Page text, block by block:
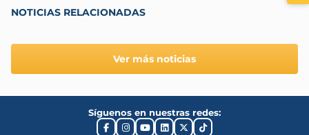
NOTICIAS RELACIONADAS
Ver más noticias
Síguenos en nuestras redes: